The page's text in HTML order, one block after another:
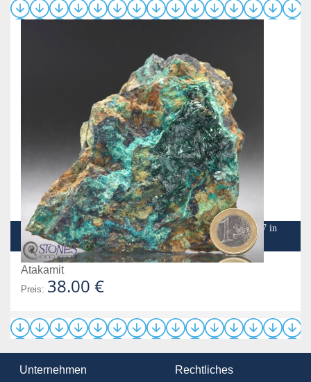
Dies sind ein paar Impressionen meiner Reise im Jahr 2007 in
das Gebiet um Copiapó in der Atakama Wüste in Chile
Atakamit
Preis: 38.00 €
Unternehmen Rechtliches